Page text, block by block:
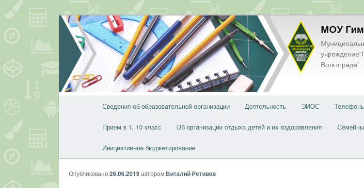
Перейти
к
основному
содержимому
МОУ
Волгограда"
Сведения об образовательной организации Деятельность ЭИОС
Прием в 1, 10 класс Об организации отдыха детей и их оздоровления
Инициативное бюджетирование
Опубликовано 26.06.2019авторомВиталий Ретивов